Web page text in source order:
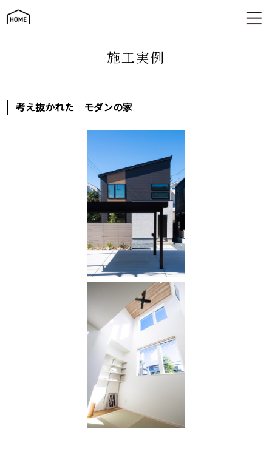
考え抜かれた モダンの家
施工実例
考え抜かれた モダンの家